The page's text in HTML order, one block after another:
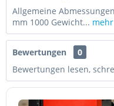
Allgemeine
mm 1000 Gewicht... mehr
Bewertungen
0
Bewertungen lesen,